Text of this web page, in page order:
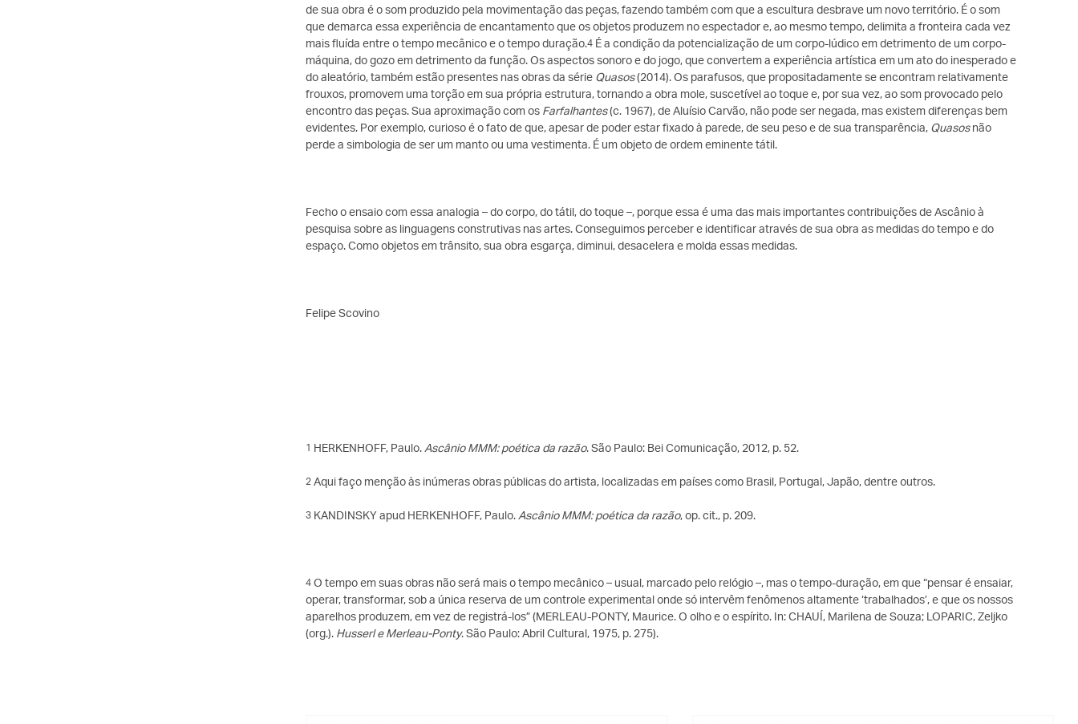
de sua obra é o som produzido pela movimentação das peças, fazendo também com que a escultura desbrave um novo território. É o som
que demarca essa experiência de encantamento que os objetos produzem no espectador e, ao mesmo tempo, delimita a fronteira cada vez
mais fluída entre o tempo mecânico e o tempo duração.4 É a condição da potencialização de um corpo-lúdico em detrimento de um corpo-
máquina, do gozo em detrimento da função. Os aspectos sonoro e do jogo, que convertem a experiência artística em um ato do inesperado e
do aleatório, também estão presentes nas obras da série Quasos(2014). Os parafusos, que propositadamente se encontram relativamente
frouxos, promovem uma torção em sua própria estrutura, tornando a obra mole, suscetível ao toque e, por sua vez, ao som provocado pelo
encontro das peças. Sua aproximação com os Farfalhantes(c. 1967), de Aluísio Carvão, não pode ser negada, mas existem diferenças bem
evidentes. Por exemplo, curioso é o fato de que, apesar de poder estar fixado à parede, de seu peso e de sua transparência, Quasosnão
perde a simbologia de ser um manto ou uma vestimenta. É um objeto de ordem eminente tátil.
Fecho o ensaio com essa analogia – do corpo, do tátil, do toque –, porque essa é uma das mais importantes contribuições de Ascânio à
pesquisa sobre as linguagens construtivas nas artes. Conseguimos perceber e identificar através de sua obra as medidas do tempo e do
espaço. Como objetos em trânsito, sua obra esgarça, diminui, desacelera e molda essas medidas.
Felipe Scovino
1 HERKENHOFF, Paulo. Ascânio MMM: poética da razão. São Paulo: Bei Comunicação, 2012, p. 52.
2 Aqui faço menção às inúmeras obras públicas do artista, localizadas em países como Brasil, Portugal, Japão, dentre outros.
3 KANDINSKY apud HERKENHOFF, Paulo. Ascânio MMM: poética da razão, op. cit., p. 209.
4 O tempo em suas obras não será mais o tempo mecânico – usual, marcado pelo relógio –, mas o tempo-duração, em que “pensar é ensaiar,
operar, transformar, sob a única reserva de um controle experimental onde só intervêm fenômenos altamente ‘trabalhados’, e que os nossos
aparelhos produzem, em vez de registrá-los” (MERLEAU-PONTY, Maurice. O olho e o espírito. In: CHAUÍ, Marilena de Souza; LOPARIC, Zeljko
(org.). Husserl e Merleau-Ponty. São Paulo: Abril Cultural, 1975, p. 275).